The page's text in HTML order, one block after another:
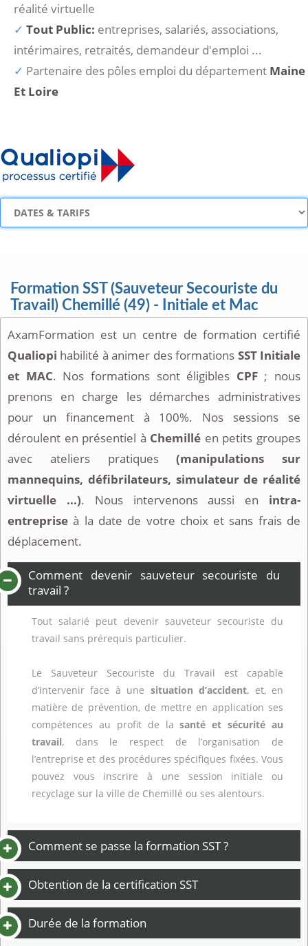
réalité virtuelle
Tout Public: entreprises, salariés, associations,
intérimaires, retraités, demandeur d'emploi ...
Partenaire des pôles emploi du département Maine
Et Loire
Formation SST (Sauveteur Secouriste du
Travail) Chemillé (49) - Initiale et Mac
AxamFormation est un centre de formation certifié
Qualiopi habilité à animer des formations SST Initiale
et MAC. Nos formations sont éligibles CPF; nous
prenons en charge les démarches administratives
pour un financement à 100%. Nos sessions se
déroulent en présentiel à Chemillé en petits groupes
avec ateliers pratiques(manipulations sur
mannequins, défibrilateurs, simulateur de réalité
virtuelle ...). Nous intervenons aussi en intra-
entreprise à la date de votre choix et sans frais de
déplacement.
Comment devenir sauveteur secouriste du
travail ?
Tout salarié peut devenir sauveteur secouriste du
travail sans prérequis particulier.
Le Sauveteur Secouriste du Travail est capable
d’intervenir face à une situation d’accident, et, en
matière de prévention, de mettre en application ses
compétences au profit de lasanté et sécurité au
travail, dans le respect de l’organisation de
l’entreprise et des procédures spécifiques fixées. Vous
pouvez vous inscrire à une session initiale ou
recyclage sur la ville de Chemillé ou ses alentours.
Comment se passe la formation SST ?
Obtention de la certification SST
Durée de la formation